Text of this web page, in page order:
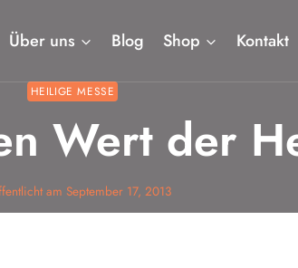
Über uns Blog Shop Kontakt
HEILIGE MESSE
Wert der
am September 17, 2013